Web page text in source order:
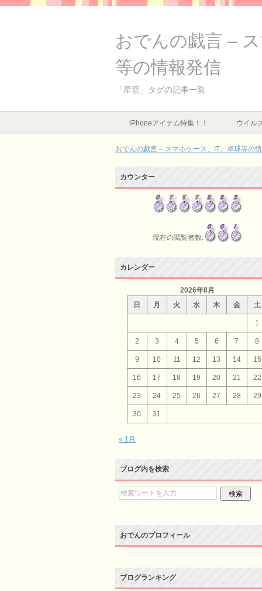
おでんの戯言 –
等の情報発信
「星雲」タグの記事一覧
iPhoneアイテム特集！！ ウイル
おでんの戯言 – スマホケース、IT、卓球等の
カウンター
現在の閲覧者数:
カレンダー
2026年8月
日
月 火 水 木 金 土
1
2 3 4 5 6 7 8
9 10 11 12 13 14 15
16 17 18 19 20 21 22
23 24 25 26 27 28 29
30 31
« 1月
ブログ内を検索
おでんのプロフィール
ブログランキング